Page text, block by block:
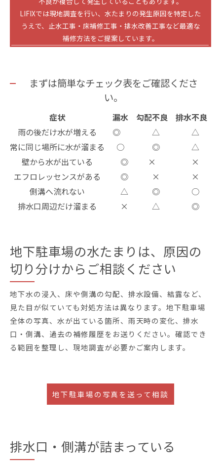
LIFIXでは現地調査を行い、水たまりの発生原因を特定した
うえで、止水工事・床補修工事・排水改善工事など最適な
補修方法をご提案しています。
まずは簡単なチェック表をご確認くださ
い。
症状 漏水 勾配不良 排水不良
雨の後だけ水が増える
◎ △
△
常に同じ場所に水が溜まる
○ ◎
△
壁から水が出ている
◎ ×
×
エフロレッセンスがある
◎ ×
×
側溝へ流れない
△ ◎
○
排水口周辺だけ溜まる
× △ ◎
地下駐車場の水たまりは、原因の
切り分けからご相談ください
地下水の浸入、床や側溝の勾配、排水設備、結露など、
見た目が似ていても対処方法は異なります。地下駐車場
全体の写真、水が出ている箇所、雨天時の変化、排水
口・側溝、過去の補修履歴をお送りください。確認でき
る範囲を整理し、現地調査が必要かご案内します。
地下駐車場の写真を送って相談
排水口・側溝が詰まっている